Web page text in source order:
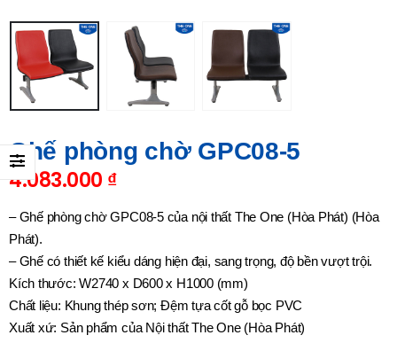
Ghế phòng chờ GPC08-5
4.083.000 ₫
– Ghế phòng chờ GPC08-5 của nội thất The One (Hòa Phát) (Hòa
Phát).
– Ghế có thiết kế kiểu dáng hiện đại, sang trọng, độ bền vượt trội.
Kích thước: W2740 x D600 x H1000 (mm)
Chất liệu: Khung thép sơn; Đệm tựa cốt gỗ bọc PVC
Xuất xứ: Sản phẩm của Nội thất The One (Hòa Phát)